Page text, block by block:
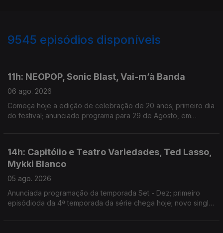
9545 episódios disponíveis
11h: NEOPOP, Sonic Blast, Vai-m’à Banda
06 ago. 2026
Começa hoje a edição de celebração de 20 anos; primeiro dia
do festival; anunciado programa para 29 de Agosto, em
14h: Capitólio e Teatro Variedades, Ted Lasso,
Mykki Blanco
05 ago. 2026
Anunciada programação da temporada Set - Dez; primeiro
episódioda da 4ª temporada da série chega hoje; novo single: